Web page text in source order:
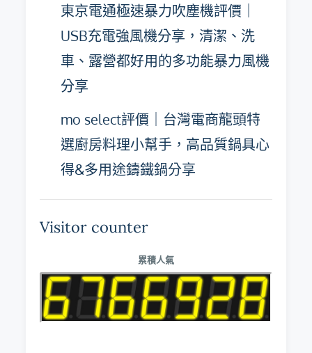
東京電通極速暴力吹塵機評價｜
USB充電強風機分享，清潔、洗
車、露營都好用的多功能暴力風機
分享
mo select評價｜台灣電商龍頭特
選廚房料理小幫手，高品質鍋具心
得&多用途鑄鐵鍋分享
Visitor counter
累積人氣